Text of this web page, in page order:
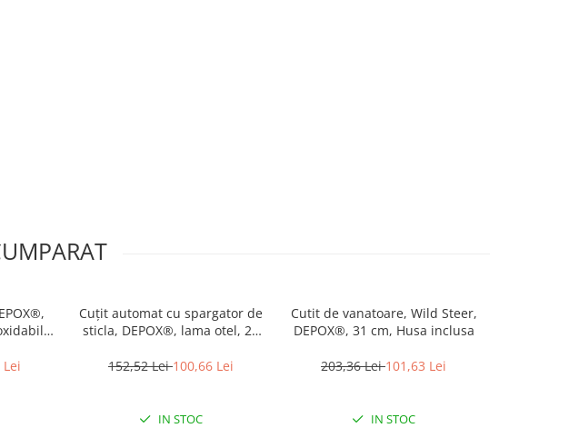
Lei
Cuțit automat cu spargator de
sticla, DEPOX®, lama otel, 23
152,52 Lei100,66 Lei
IN STOC
Cutit de vanatoare, Wild Steer,
DEPOX®, 31 cm, Husa inclusa
203,36 Lei101,63 Lei
IN STOC